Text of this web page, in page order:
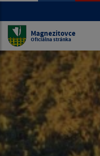
Magnezitovce
Oficiálna stránka